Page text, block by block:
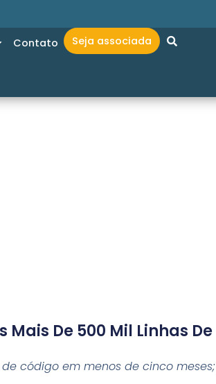
Contato Seja associada
De 500 Mil Linhas De
código em menos de cinco meses;